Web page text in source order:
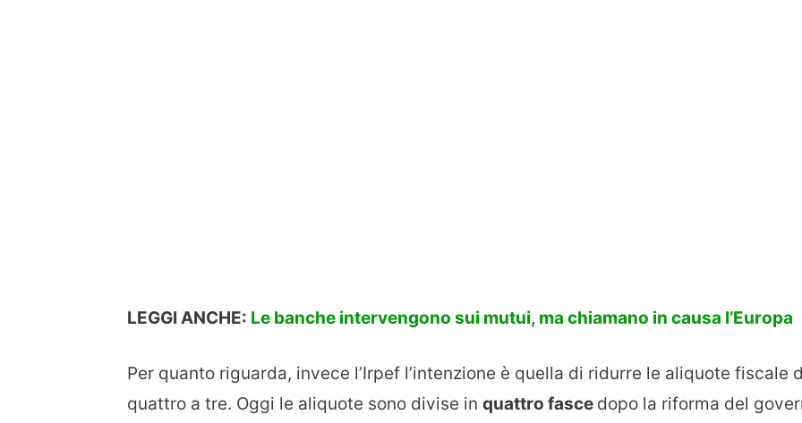
LEGGI ANCHE: Le banche intervengono sui mutui, ma chiamano in causa l’Europa
Per quanto riguarda, invece l’Irpef l’intenzione è quella di ridurre le aliquote fiscale
quattro a tre. Oggi le aliquote sono divise in quattro fasce dopo la riforma del